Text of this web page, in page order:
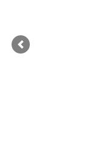
Previous